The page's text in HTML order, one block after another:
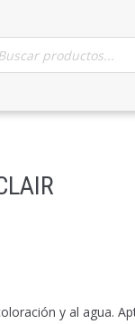
y al agua.